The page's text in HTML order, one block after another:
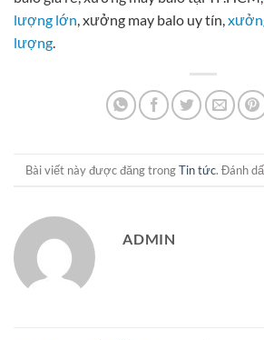
lượng lớn, xưởng may balo uy tín,
lượng.
Bài viết này được đăng trongTin tức. Đánh
ADMIN